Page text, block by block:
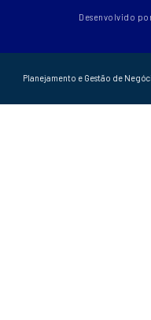
Desenvolvido
Planejamento e Gestão de